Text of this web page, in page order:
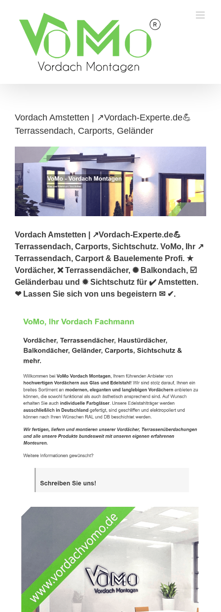
content
Vordach Amstetten | ↗️Vordach-Experte.de💪
Terrassendach, Carports, Geländer
Vordach Amstetten | ↗️Vordach-Experte.de💪
Terrassendach, Carports, Sichtschutz. VoMo, Ihr ↗️
Terrassendach, Carport & Bauelemente Profi. ★
Vordächer, ❌ Terrassendächer, ✺ Balkondach, ☑️
Geländerbau und ✹ Sichtschutz für ✔️ Amstetten.
❤ Lassen Sie sich von uns begeistern ✉ ✔.